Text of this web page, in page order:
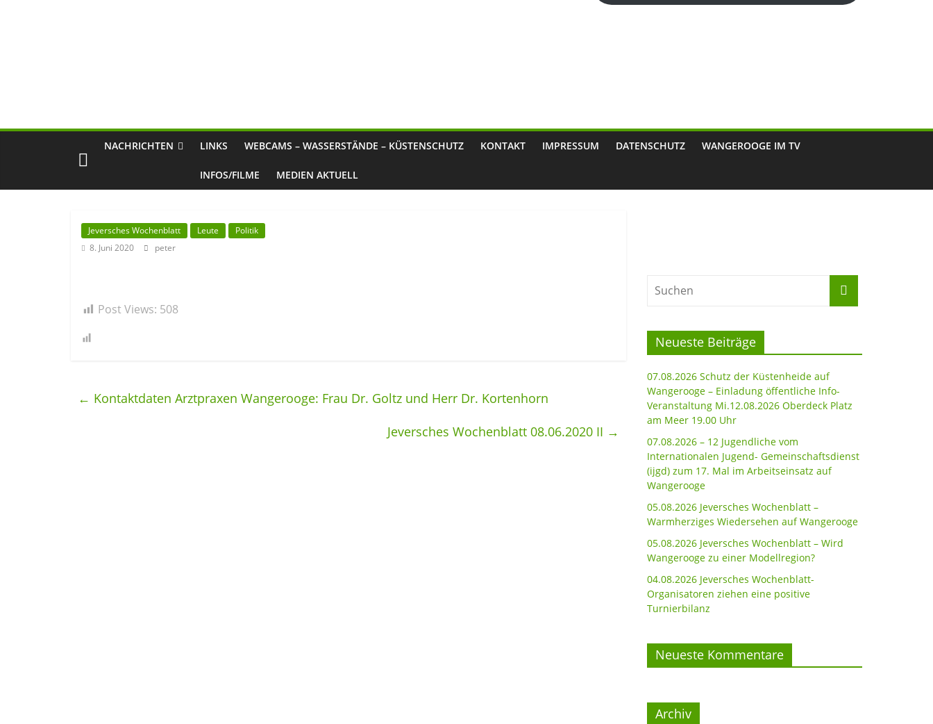
NACHRICHTEN LINKS WEBCAMS – WASSERSTÄNDE – KÜSTENSCHUTZ KONTAKT IMPRESSUM DATENSCHUTZ WANGEROOGE IM TV
INFOS/FILME MEDIEN AKTUELL
Jeversches Wochenblatt Leute
Politik
8. Juni 2020
peter
Post Views: 508
← Kontaktdaten Arztpraxen Wangerooge: Frau Dr. Goltz und Herr Dr. Kortenhorn
Jeversches Wochenblatt 08.06.2020 II →
Neueste Beiträge
07.08.2026 Schutz der Küstenheide auf
Wangerooge – Einladung öffentliche Info-
Veranstaltung Mi.12.08.2026 Oberdeck Platz
am Meer 19.00 Uhr
07.08.2026 – 12 Jugendliche vom
Internationalen Jugend- Gemeinschaftsdienst
(ijgd) zum 17. Mal im Arbeitseinsatz auf
Wangerooge
05.08.2026 Jeversches Wochenblatt –
Warmherziges Wiedersehen auf Wangerooge
05.08.2026 Jeversches Wochenblatt – Wird
Wangerooge zu einer Modellregion?
04.08.2026 Jeversches Wochenblatt-
Organisatoren ziehen eine positive
Turnierbilanz
Neueste Kommentare
Archiv